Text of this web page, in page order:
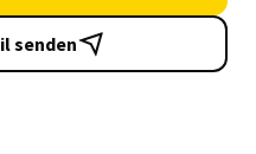
senden